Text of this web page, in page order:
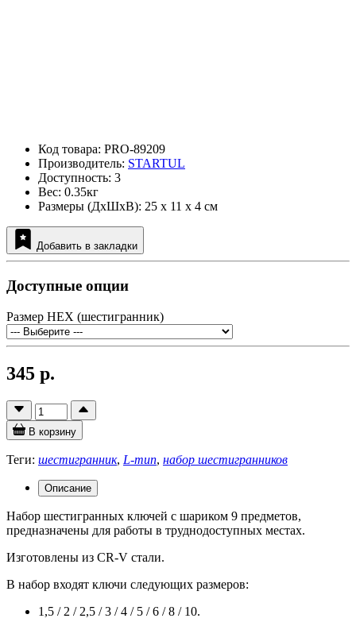
Код товара: PRO-89209
Производитель: STARTUL
Доступность: 3
Вес: 0.35кг
Размеры (ДxШxВ): 25 x 11 x 4 см
Добавить в закладки
Доступные опции
Размер HEX (шестигранник)
345 р.
В корзину
Теги: шестигранник, L-тип, набор шестигранников
Описание
Набор шестигранных ключей с шариком 9 предметов,
предназначены для работы в труднодоступных местах.
Изготовлены из CR-V стали.
В набор входят ключи следующих размеров:
1,5 / 2 / 2,5 / 3 / 4 / 5 / 6 / 8 / 10.